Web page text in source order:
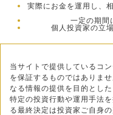
実際にお金を運用し、
一定の期間
個人投資家の立
当サイトで提供しているコ
を保証するものではありま
なる情報の提供を目的とし
特定の投資行動や運用手法
る最終決定は投資家ご自身